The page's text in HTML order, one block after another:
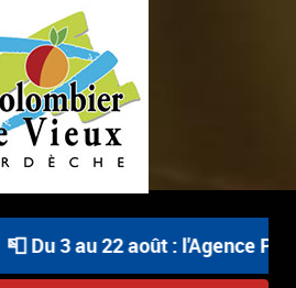
📮 Du 3 au 22 août : l'Agence